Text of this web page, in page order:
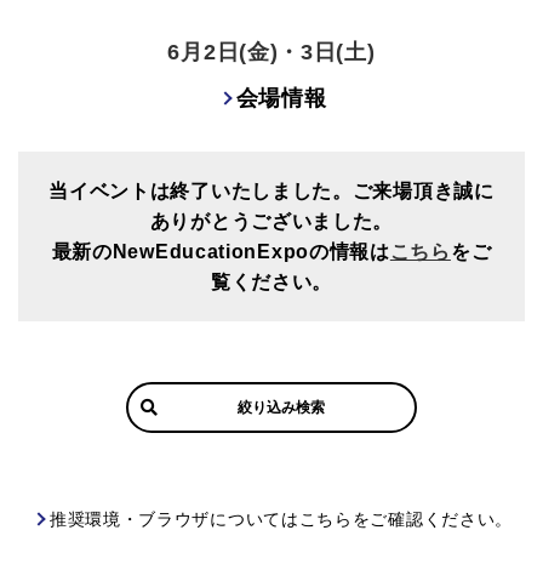
6月2日(金)・3日(土)
会場情報
当イベントは終了いたしました。ご来場頂き誠に
ありがとうございました。
最新のNewEducationExpoの情報は こちら をご
覧ください。
絞り込み検索
推奨環境・ブラウザについてはこちらをご確認ください。